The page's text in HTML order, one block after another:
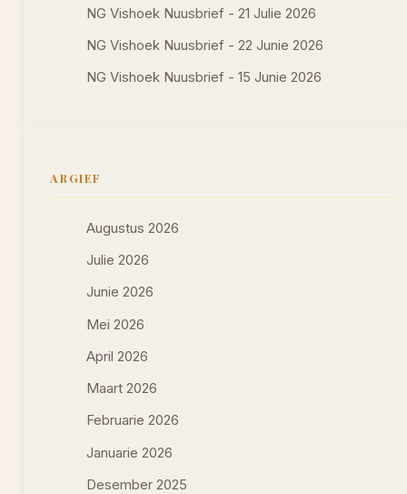
NG Vishoek Nuusbrief - 21 Julie 2026
NG Vishoek Nuusbrief - 22 Junie 2026
NG Vishoek Nuusbrief - 15 Junie 2026
ARGIEF
Augustus 2026
Julie 2026
Junie 2026
Mei 2026
April 2026
Maart 2026
Februarie 2026
Januarie 2026
Desember 2025